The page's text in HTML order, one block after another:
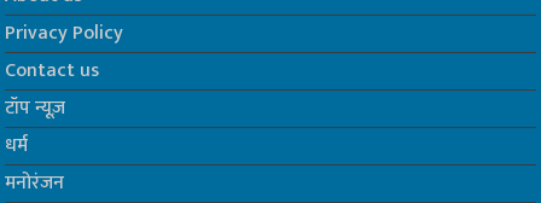
Privacy Policy
Contact us
टॉप न्यूज़
धर्म
मनोरंजन